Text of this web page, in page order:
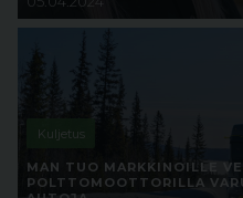
Kuljetus
MAN TUO MARKKINOILLE
POLTTOMOOTTORILLA